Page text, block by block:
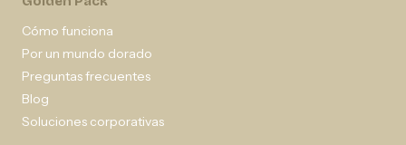
Cómo funciona
Por un mundo dorado
Preguntas frecuentes
Blog
Soluciones corporativas